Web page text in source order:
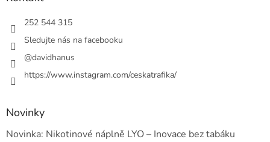
252 544 315
Sledujte nás na facebooku
@davidhanus
https://www.instagram.com/ceskatrafika/
Novinky
Novinka: Nikotinové náplně LYO – Inovace bez tabáku